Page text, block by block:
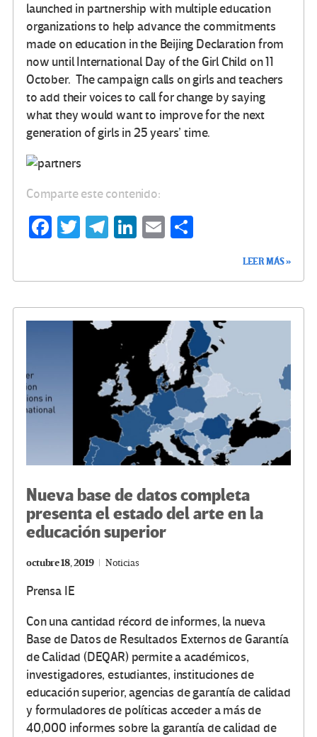
launched in partnership with multiple education
organizations to help advance the commitments
made on education in the Beijing Declaration from
now until International Day of the Girl Child on 11
October. The campaign calls on girls and teachers
to add their voices to call for change by saying
what they would want to improve for the next
generation of girls in 25 years’ time.
Comparte este contenido:
Fa
o
T
Te
m
Li
n
E
ar
tir
LEER MÁS »
Nueva base de datos completa
presenta el estado del arte en la
educación superior
octubre 18, 2019 Noticias
Prensa IE
Con una cantidad récord de informes, la nueva
Base de Datos de Resultados Externos de Garantía
de Calidad (DEQAR) permite a académicos,
investigadores, estudiantes, instituciones de
educación superior, agencias de garantía de calidad
y formuladores de políticas acceder a más de
40,000 informes sobre la garantía de calidad de